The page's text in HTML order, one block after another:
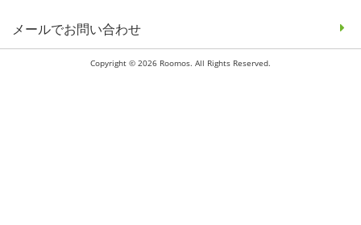
メールでお問い合わせ
Copyright © 2026 Roomos. All Rights Reserved.